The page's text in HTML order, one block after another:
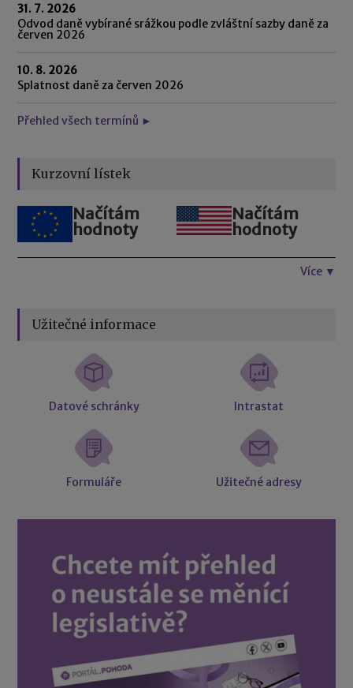
31. 7. 2026
Odvod daně vybírané srážkou podle zvláštní sazby daně za
červen 2026
10. 8. 2026
Splatnost daně za červen 2026
Přehled všech termínů ►
Kurzovní lístek
Načítám
hodnoty
Načítám
hodnoty
Více ▼
Užitečné informace
Datové schránky Intrastat
Formuláře Užitečné adresy